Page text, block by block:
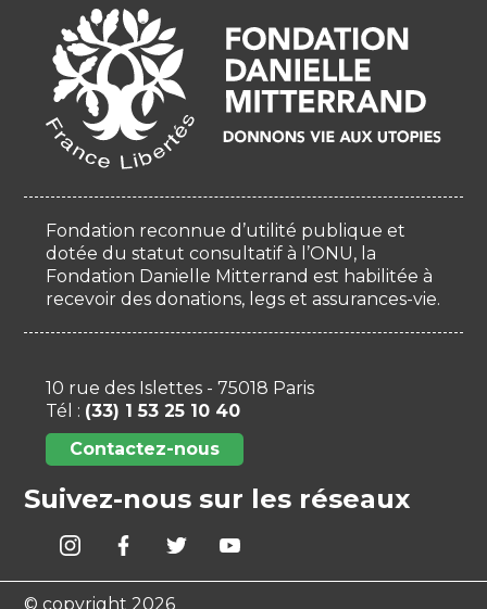
Fondation reconnue d’utilité publique et
dotée du statut consultatif à l’ONU, la
Fondation Danielle Mitterrand est habilitée à
recevoir des donations, legs et assurances-vie.
10 rue des Islettes - 75018 Paris
Tél : (33) 1 53 25 10 40
Contactez-nous
Suivez-nous sur les réseaux
© copyright 2026